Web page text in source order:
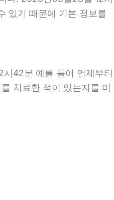
있기 때문에 기본 정보를
42분 예를 들어 언제부터
치료한 적이 있는지를 미